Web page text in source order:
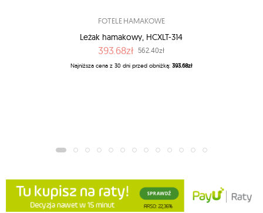
FOTELE HAMAKOWE
Leżak hamakowy, HCXLT-314
393.68zł 562.40zł
Najniższa cena z 30 dni przed obniżką: 393.68zł